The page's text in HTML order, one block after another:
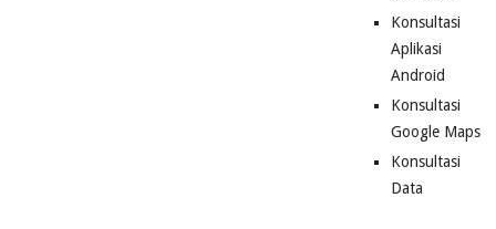
Konsultasi
Aplikasi
Android
Konsultasi
Google Maps
Konsultasi
Data